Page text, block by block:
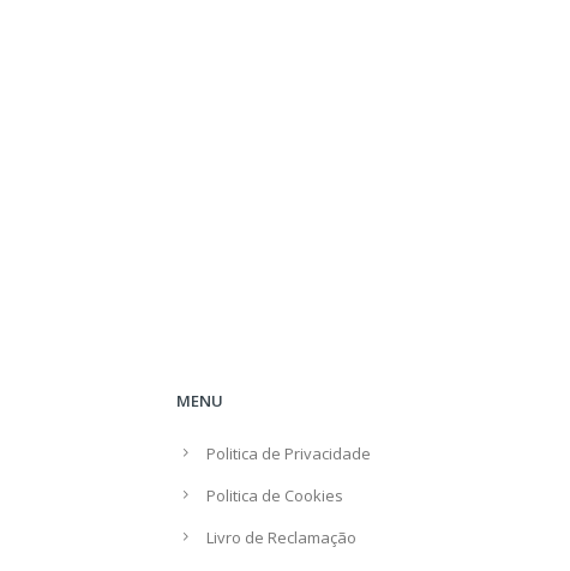
MENU
Politica de Privacidade
Politica de Cookies
Livro de Reclamação